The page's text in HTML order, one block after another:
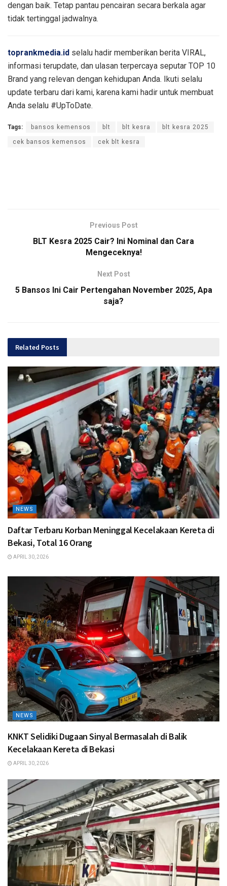
dengan baik. Tetap pantau pencairan secara berkala agar
tidak tertinggal jadwalnya.
toprankmedia.id selalu hadir memberikan berita VIRAL,
informasi terupdate, dan ulasan terpercaya seputar TOP 10
Brand yang relevan dengan kehidupan Anda. Ikuti selalu
update terbaru dari kami, karena kami hadir untuk membuat
Anda selalu #UpToDate.
Tags: bansos kemensos blt blt kesra blt kesra 2025
cek bansos kemensos cek blt kesra
Previous Post
BLT Kesra 2025 Cair? Ini Nominal dan Cara
Mengeceknya!
Next Post
5 Bansos Ini Cair Pertengahan November 2025, Apa
saja?
Related Posts
NEWS
Daftar Terbaru Korban Meninggal Kecelakaan Kereta di
Bekasi, Total 16 Orang
APRIL 30, 2026
NEWS
KNKT Selidiki Dugaan Sinyal Bermasalah di Balik
Kecelakaan Kereta di Bekasi
APRIL 30, 2026